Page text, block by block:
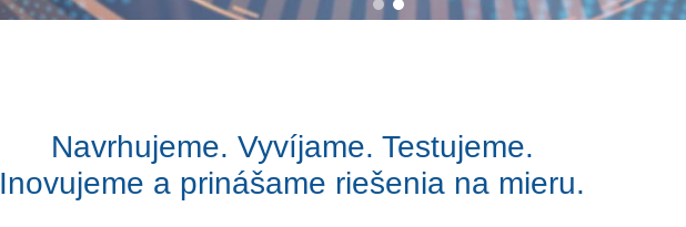
Navrhujeme. Vyvíjame. Testujeme.
Inovujeme a prinášame riešenia na mieru.